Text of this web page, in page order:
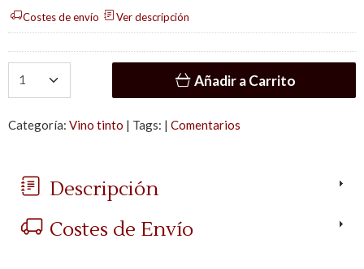
Costes de envío Ver descripción
Añadir a Carrito
Categoría: Vino tinto | Tags: | Comentarios
Descripción
Costes de Envío